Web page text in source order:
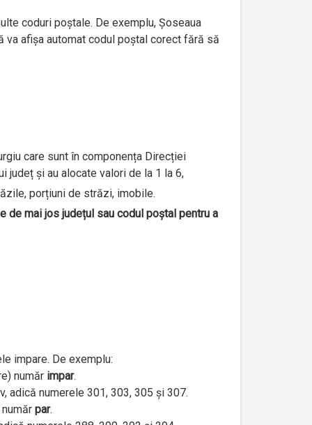
coduri poștale. De exemplu, Șoseaua
va afișa automat codul poștal corect fără să
care sunt în componența Direcției
județ și au alocate valori de la 1 la 6,
porțiuni de străzi, imobile.
mai jos județul sau codul poștal pentru a
impare. De exemplu:
număr impar.
adică numerele 301, 303, 305 și 307.
par.